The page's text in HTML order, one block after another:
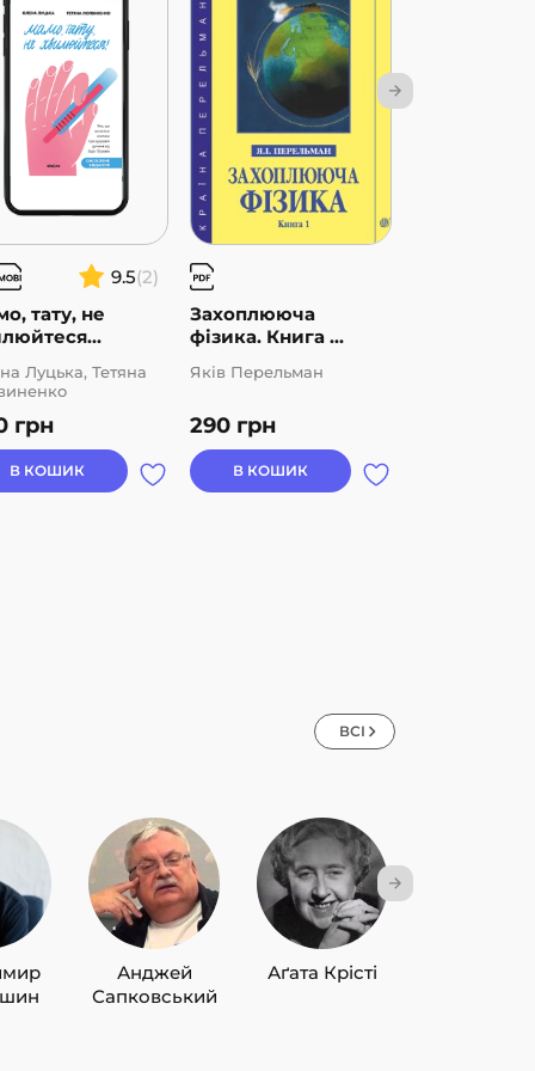
9.5(2)
тату, не
грн
Луцька, Тетяна
В КОШИК
Захоплююча
фізика. Книга ...
290 грн
Яків Перельман
В КОШИК
ВСІ
Анджей
Сапковський
Аґата Крісті